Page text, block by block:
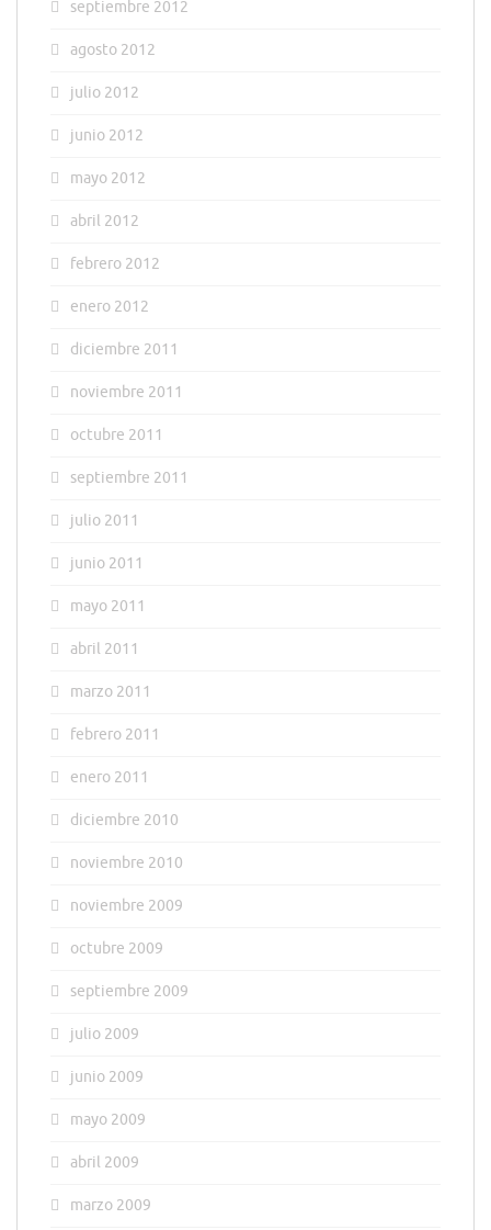
septiembre 2012
agosto 2012
julio 2012
junio 2012
mayo 2012
abril 2012
febrero 2012
enero 2012
diciembre 2011
noviembre 2011
octubre 2011
septiembre 2011
julio 2011
junio 2011
mayo 2011
abril 2011
marzo 2011
febrero 2011
enero 2011
diciembre 2010
noviembre 2010
noviembre 2009
octubre 2009
septiembre 2009
julio 2009
junio 2009
mayo 2009
abril 2009
marzo 2009